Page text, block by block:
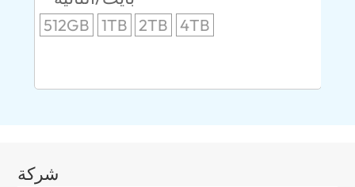
512GB 1TB 2TB 4TB
شركة